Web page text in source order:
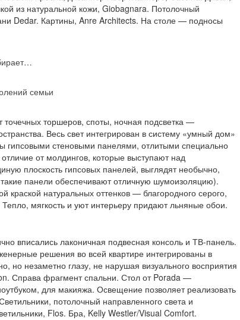
из натуральной кожи, Giobagnara. Потолочный
Dedar. Картины, Anre Architects. На столе — подносы
семьи
торшеров, споты, ночная подсветка —
Весь свет интегрирован в систему «умный дом»
гипсовыми стеновыми панелями, отлитыми специально
от молдингов, которые выступают над
плоскость гипсовых панелей, выглядят необычно,
панели обеспечивают отличную шумоизоляцию).
натуральных оттенков — благородного серого,
мягкость и уют интерьеру придают льняные обои.
вписались лаконичная подвесная консоль и ТВ-панель.
решения во всей квартире интегрированы в
но незаметно глазу, не нарушая визуального восприятия
Справа фрагмент спальни. Стол от Porada —
для макияжа. Освещение позволяет реализовать
потолочный направленного света и
Flos. Бра, Kelly Westler/Visual Comfort.